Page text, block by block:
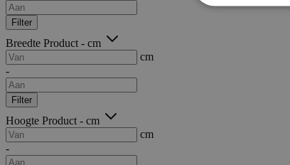
Filter
Breedte Product - cm
cm
-
Filter
Hoogte Product - cm
cm
-